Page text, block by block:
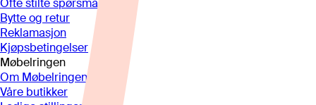
Bytte og retur
Reklamasjon
Kjøpsbetingelser
Møbelringen
Om Møbelringen
Våre butikker